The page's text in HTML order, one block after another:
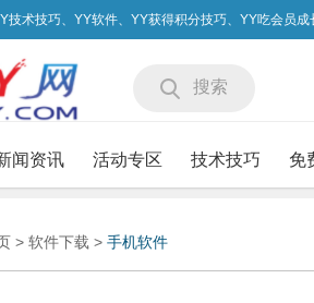
技术技巧、YY软件、YY获得积分技巧、YY吃会员
搜索
闻资讯 活动专区 技术技巧 免
> 软件下载 > 手机软件